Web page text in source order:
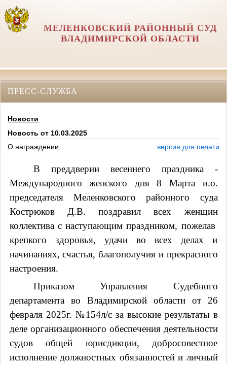
МЕЛЕНКОВСКИЙ РАЙОННЫЙ СУД
ВЛАДИМИРСКОЙ ОБЛАСТИ
ПРЕСС-СЛУЖБА
Новости
Новость от 10.03.2025
О награждении.
версия для печати
В преддверии весеннего праздника -
Международного женского дня 8 Марта и.о.
председателя Меленковского районного суда
Кострюков Д.В. поздравил всех женщин
коллектива с наступающим праздником, пожелав
крепкого здоровья, удачи во всех делах и
начинаниях, счастья, благополучия и прекрасного
настроения.
Приказом Управления Судебного
департамента во Владимирской области от 26
февраля 2025г. №154л/с за высокие результаты в
деле организационного обеспечения деятельности
судов общей юрисдикции, добросовестное
исполнение должностных обязанностей и личный